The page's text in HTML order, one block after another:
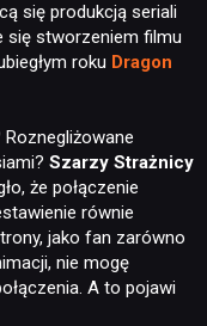
się produkcją seriali
się stworzeniem filmu
roku Dragon
Szarzy Strażnicy
że połączenie
równie
jako fan zarówno
nie mogę
A to pojawi